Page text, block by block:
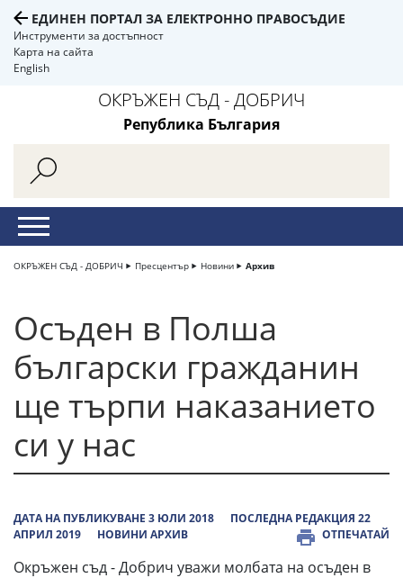
ЕДИНЕН ПОРТАЛ ЗА ЕЛЕКТРОННО ПРАВОСЪДИЕ
Инструменти за достъпност
Карта на сайта
English
ОКРЪЖЕН СЪД - ДОБРИЧ
Република България
ОКРЪЖЕН СЪД - ДОБРИЧ Пресцентър Новини Архив
Осъден в Полша
български гражданин
ще търпи наказанието
си у нас
ДАТА НА ПУБЛИКУВАНЕ 3 ЮЛИ 2018
ПОСЛЕДНА РЕДАКЦИЯ 22
АПРИЛ 2019
НОВИНИ АРХИВ ОТПЕЧАТАЙ
Окръжен съд - Добрич уважи молбата на осъден в